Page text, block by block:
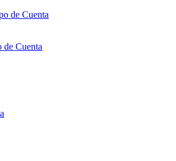
de Cuenta
Cuenta